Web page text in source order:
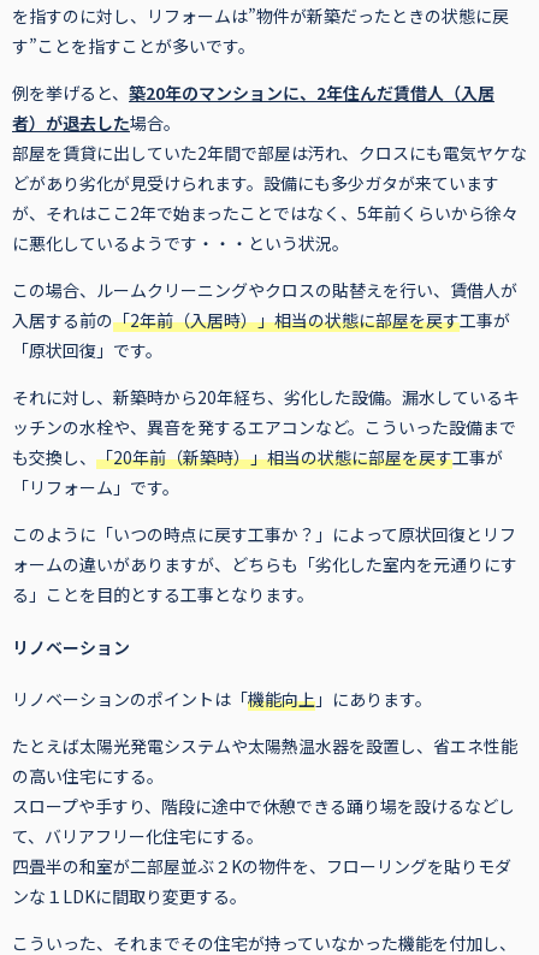
を指すのに対し、リフォームは”物件が新築だったときの状態に戻
す”ことを指すことが多いです。
例を挙げると、 築20年のマンションに、2年住んだ賃借人（入居
者）が退去した場合。
部屋を賃貸に出していた2年間で部屋は汚れ、クロスにも電気ヤケな
どがあり劣化が見受けられます。設備にも多少ガタが来ています
が、それはここ2年で始まったことではなく、5年前くらいから徐々
に悪化しているようです・・・という状況。
この場合、ルームクリーニングやクロスの貼替えを行い、賃借人が
入居する前の「2年前（入居時）」相当の状態に部屋を戻す工事が
「原状回復」です。
それに対し、新築時から20年経ち、劣化した設備。漏水しているキ
ッチンの水栓や、異音を発するエアコンなど。こういった設備まで
も交換し、 「20年前（新築時）」相当の状態に部屋を戻す工事が
「リフォーム」です。
このように「いつの時点に戻す工事か？」によって原状回復とリフ
ォームの違いがありますが、どちらも「劣化した室内を元通りにす
る」ことを目的とする工事となります。
リノベーション
リノベーションのポイントは「機能向上 」にあります。
たとえば太陽光発電システムや太陽熱温水器を設置し、省エネ性能
の高い住宅にする。
スロープや手すり、階段に途中で休憩できる踊り場を設けるなどし
て、バリアフリー化住宅にする。
四畳半の和室が二部屋並ぶ２Kの物件を、フローリングを貼りモダ
ンな１LDKに間取り変更する。
こういった、それまでその住宅が持っていなかった機能を付加し、